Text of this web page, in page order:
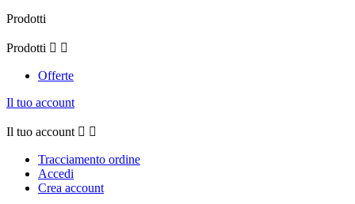
Prodotti
Prodotti  
Offerte
Il tuo account
Il tuo account  
Tracciamento ordine
Accedi
Crea account